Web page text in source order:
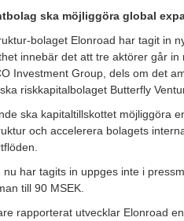
ska möjliggöra global
bolaget Elonroad har tagit in
innebär det att tre aktörer går
Investment Group, dels om det
riskkapitalbolaget Butterfly
ska kapitaltillskottet möjliggöra
och accelerera bolagets
har tagits in uppges inte i
till 90 MSEK.
rapporterat utvecklar Elonroad